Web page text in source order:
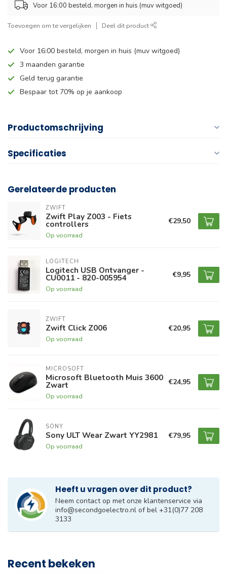
Voor 16:00 besteld, morgen in huis (muv witgoed)
Toevoegen om te vergelijken Deel dit product
Voor 16:00 besteld, morgen in huis (muv witgoed)
3 maanden garantie
Geld terug garantie
Bespaar tot 70% op je aankoop
Productomschrijving
Specificaties
Gerelateerde producten
ZWIFT
Zwift Play Z003 - Fiets
controllers
Op voorraad
€29,50
LOGITECH
Logitech USB Ontvanger -
CU0011 - 820-005954
Op voorraad
€9,95
ZWIFT
Zwift Click Z006
Op voorraad
€20,95
MICROSOFT
Microsoft Bluetooth Muis 3600
Zwart
Op voorraad
€24,95
SONY
Sony ULT Wear Zwart YY2981
Op voorraad
€79,95
Heeft u vragen over dit product?
Neem contact op met onze klantenservice via
info@secondgoelectro.nl of bel +31(0)77 208
3133
Recent bekeken